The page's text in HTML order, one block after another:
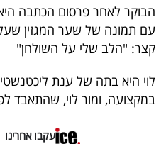
שיתופי
פעולה
הבוקר לאחר פרסום הכתבה
עם תמונה של שער המגזין
קצר: "הלב שלי על השולחן"
לוי היא בתה של ענת
במקצועה, ומור לוי, שהתאבד לפני 13
עקבו אחרינו